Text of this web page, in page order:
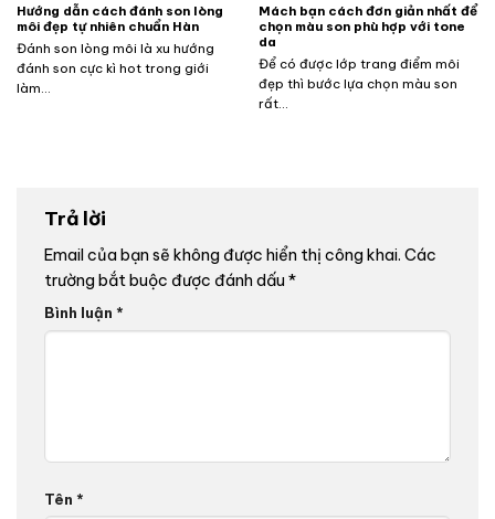
Hướng dẫn cách đánh son lòng
môi đẹp tự nhiên chuẩn Hàn
Đánh son lòng môi là xu hướng
đánh son cực kì hot trong giới
làm...
Mách bạn cách đơn giản nhất để
chọn màu son phù hợp với tone
da
Để có được lớp trang điểm môi
đẹp thì bước lựa chọn màu son
rất...
Trả lời
Email của bạn sẽ không được hiển thị công khai. Các
trường bắt buộc được đánh dấu *
Bình luận *
Tên *